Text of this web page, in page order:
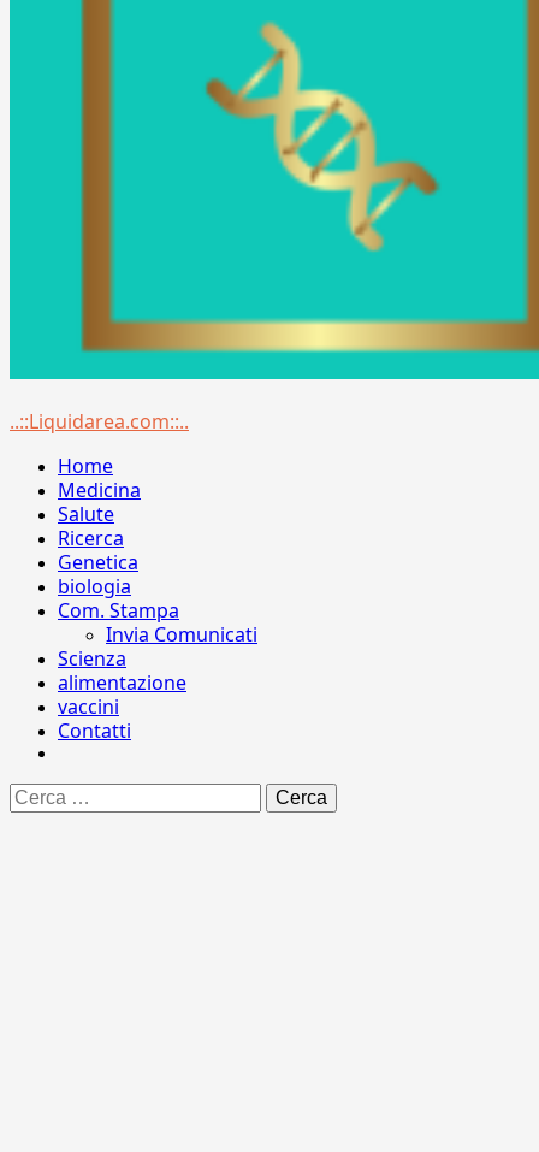
Menu
..::Liquidarea.com::..
Home
Medicina
Salute
Ricerca
Genetica
biologia
Com. Stampa
Invia Comunicati
Scienza
alimentazione
vaccini
Contatti
Ricerca
per: